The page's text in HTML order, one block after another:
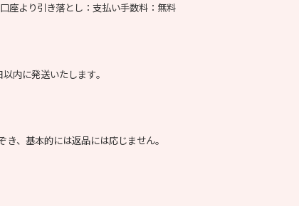
座より引き落とし：支払い手数料：無料
内に発送いたします。
き、基本的には返品には応じません。